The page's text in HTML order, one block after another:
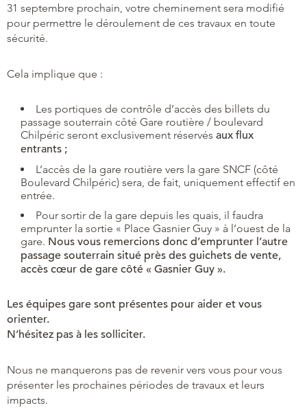
31 septembre prochain, votre cheminement sera modifié
pour permettre le déroulement de ces travaux en toute
sécurité.
Cela implique que :
Les portiques de contrôle d’accès des billets du
passage souterrain côté Gare routière / boulevard
Chilpéric seront exclusivement réservés aux flux
entrants ;
L’accès de la gare routière vers la gare SNCF (côté
Boulevard Chilpéric) sera, de fait, uniquement effectif en
entrée.
Pour sortir de la gare depuis les quais, il faudra
emprunter la sortie « Place Gasnier Guy » à l’ouest de la
gare. Nous vous remercions donc d’emprunter l’autre
passage souterrain situé près des guichets de vente,
accès cœur de gare côté « Gasnier Guy ».
Les équipes gare sont présentes pour aider et vous
orienter.
N’hésitez pas à les solliciter.
Nous ne manquerons pas de revenir vers vous pour vous
présenter les prochaines périodes de travaux et leurs
impacts.